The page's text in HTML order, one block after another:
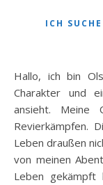
ICH
Hallo, ich bin Olsen. Ein etwa 3 Jahre alter Kater mit
Charakter und
ansieht. Meine
Revierkämpfen.
Leben draußen
von meinen
Leben gekämpft